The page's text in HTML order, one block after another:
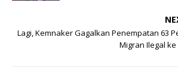
Lagi, Kemnaker Gagalkan Penempatan 63
Migran Ilegal ke